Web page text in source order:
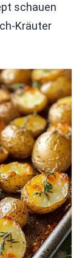
schauen
Kräuter